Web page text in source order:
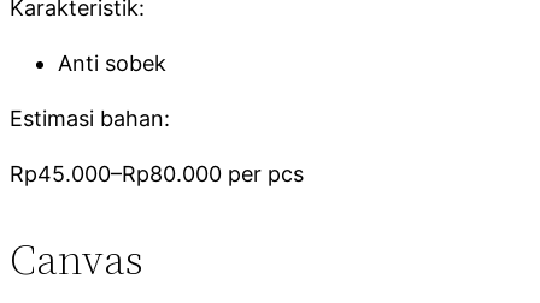
Karakteristik:
Anti sobek
Estimasi bahan:
Rp45.000–Rp80.000 per pcs
Canvas